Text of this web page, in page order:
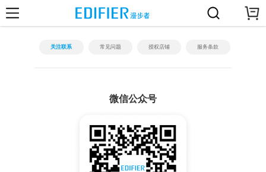
关注联系 常见问题 授权店铺 服务条款
微信公众号